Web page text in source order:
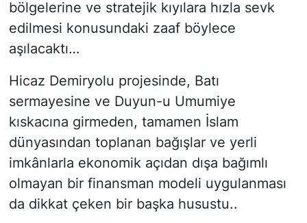
bölgelerine ve stratejik kıyılara hızla sevk
edilmesi konusundaki zaaf böylece
aşılacaktı…
Hicaz Demiryolu projesinde, Batı
sermayesine ve Duyun-u Umumiye
kıskacına girmeden, tamamen İslam
dünyasından toplanan bağışlar ve yerli
imkânlarla ekonomik açıdan dışa bağımlı
olmayan bir finansman modeli uygulanması
da dikkat çeken bir başka husustu..